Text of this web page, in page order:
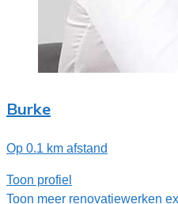
Burke
Op 0.1 km afstand
Toon profiel
Toon meer renovatiewerken